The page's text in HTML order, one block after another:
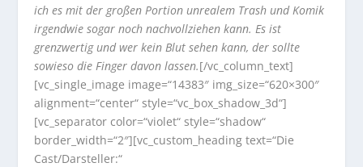
ich es mit der großen Portion unrealem Trash und Komik
irgendwie sogar noch nachvollziehen kann. Es ist
grenzwertig und wer kein Blut sehen kann, der sollte
sowieso die Finger davon lassen.[/vc_column_text]
[vc_single_image image=“14383″ img_size=“620×300″
alignment=“center“ style=“vc_box_shadow_3d“]
[vc_separator color=“violet“ style=“shadow“
border_width=“2″][vc_custom_heading text=“Die
Cast/Darsteller:“